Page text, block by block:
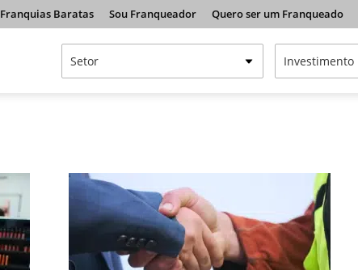
Franquias Baratas Sou Franqueador Quero ser um Franqueado